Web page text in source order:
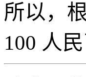
所以，
100 人